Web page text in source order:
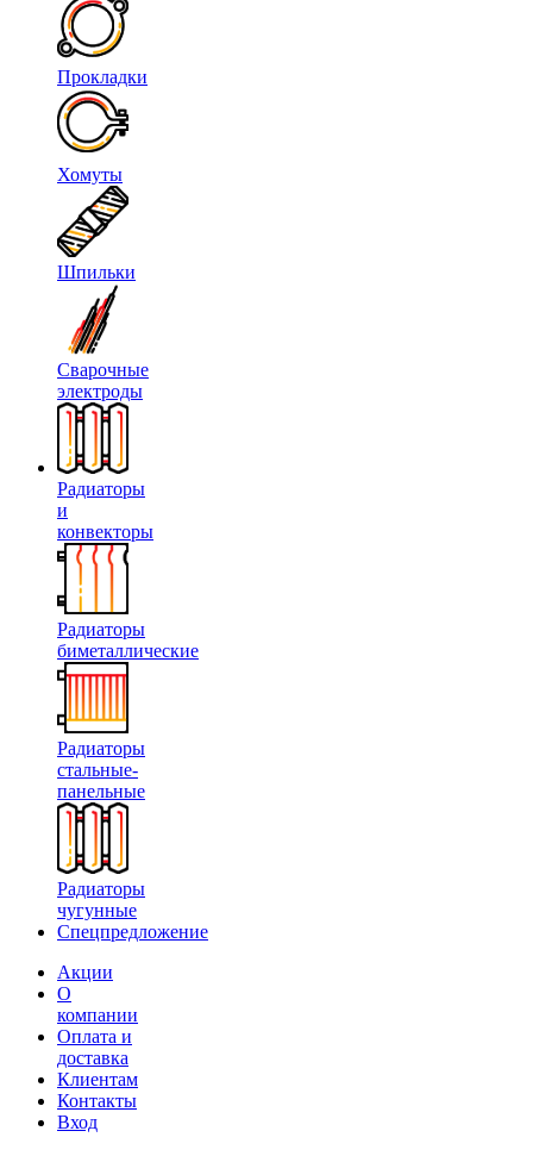
Прокладки
Хомуты
Шпильки
Сварочные
электроды
Радиаторы
и
конвекторы
Радиаторы
биметаллические
Радиаторы
стальные-
панельные
Радиаторы
чугунные
Спецпредложение
Акции
О
компании
Оплата и
доставка
Клиентам
Контакты
Вход